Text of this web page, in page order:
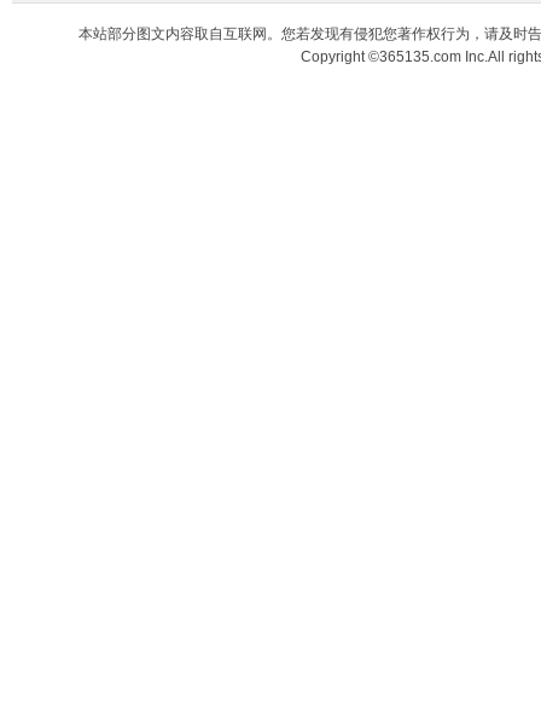
本站部分图文内容取自互联网。您若发现有侵犯您著作权行为，请及时
Copyright ©365135.com Inc.All